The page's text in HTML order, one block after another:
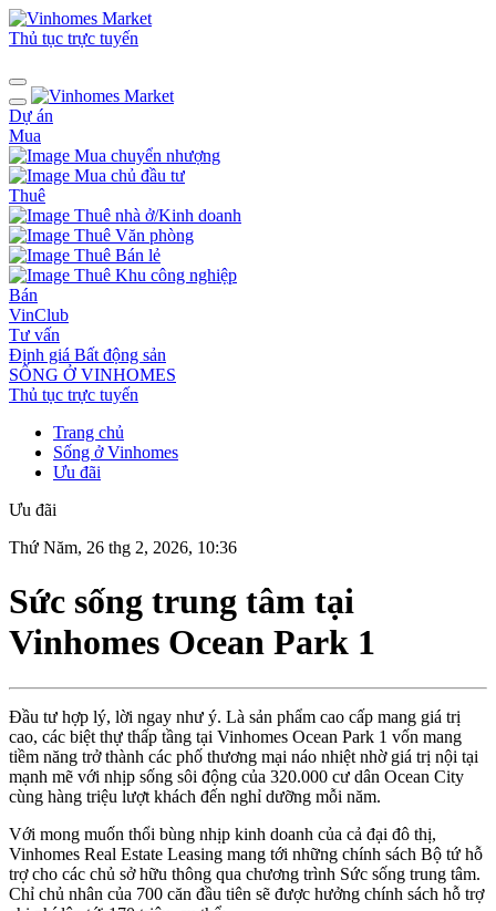
Thủ tục trực tuyến
Dự án
Mua
Mua chuyển nhượng
Mua chủ đầu tư
Thuê
Thuê nhà ở/Kinh doanh
Thuê Văn phòng
Thuê Bán lẻ
Thuê Khu công nghiệp
Bán
VinClub
Tư vấn
Định giá Bất động sản
SỐNG Ở VINHOMES
Thủ tục trực tuyến
Trang chủ
Sống ở Vinhomes
Ưu đãi
Ưu đãi
Thứ Năm, 26 thg 2, 2026, 10:36
Sức sống trung tâm tại
Vinhomes Ocean Park 1
Đầu tư hợp lý, lời ngay như ý. Là sản phẩm cao cấp mang giá trị
cao, các biệt thự thấp tầng tại Vinhomes Ocean Park 1 vốn mang
tiềm năng trở thành các phố thương mại náo nhiệt nhờ giá trị nội tại
mạnh mẽ với nhịp sống sôi động của 320.000 cư dân Ocean City
cùng hàng triệu lượt khách đến nghỉ dưỡng mỗi năm.
Với mong muốn thổi bùng nhịp kinh doanh của cả đại đô thị,
Vinhomes Real Estate Leasing mang tới những chính sách Bộ tứ hỗ
trợ cho các chủ sở hữu thông qua chương trình Sức sống trung tâm.
Chỉ chủ nhân của 700 căn đầu tiên sẽ được hưởng chính sách hỗ trợ